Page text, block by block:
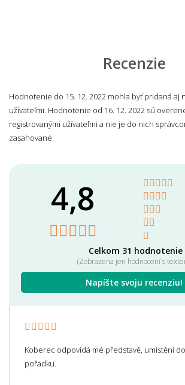
Recenzie
Hodnotenie do 15. 12. 2022 mohla byť pridaná aj
užívateľmi. Hodnotenie od 16. 12. 2022 sú
registrovanými užívateľmi a nie je do nich
zasahované.
4,8
Celkom 31 hodnotenie
(Zobrazena jen hodnocení s
Napíšte svoju recenziu!
Koberec odpovídá mé představě, umístění
pořadku.